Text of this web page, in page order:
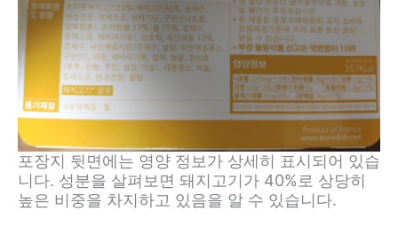
포장지 뒷면에는 영양 정보가 상세히 표시되어 있습
니다. 성분을 살펴보면 돼지고기가 40%로 상당히
높은 비중을 차지하고 있음을 알 수 있습니다.